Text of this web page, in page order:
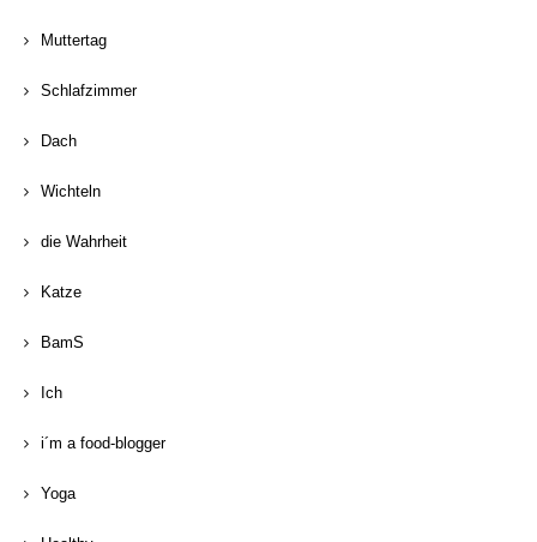
Muttertag
Schlafzimmer
Dach
Wichteln
die Wahrheit
Katze
BamS
Ich
i´m a food-blogger
Yoga